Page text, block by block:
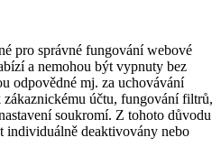
pro správné fungování webové
a nemohou být vypnuty bez
odpovědné mj. za uchovávání
účtu, fungování filtrů,
soukromí. Z tohoto důvodu
individuálně deaktivovány nebo